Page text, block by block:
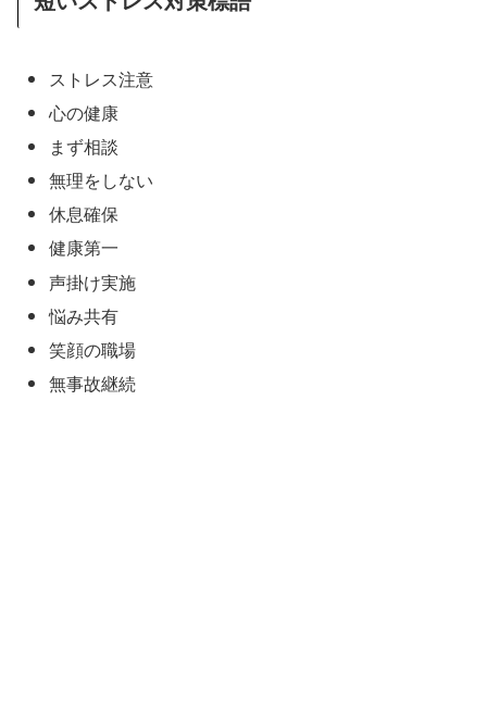
ストレス注意
心の健康
まず相談
無理をしない
休息確保
健康第一
声掛け実施
悩み共有
笑顔の職場
無事故継続